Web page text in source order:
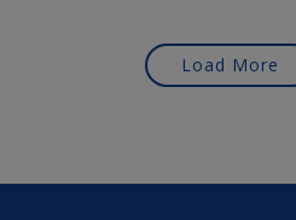
Load More